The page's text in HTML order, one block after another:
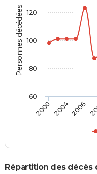
Personnes décédées
2000 20042006
60
80
100
120
Répartition des décès